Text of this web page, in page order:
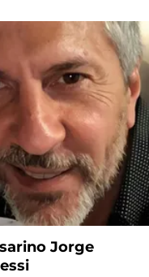
Jorge